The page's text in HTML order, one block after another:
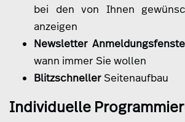
bei den von Ihnen
anzeigen
Newsletter
wann immer Sie wollen
BlitzschnellerSeitenaufbau
Individuelle